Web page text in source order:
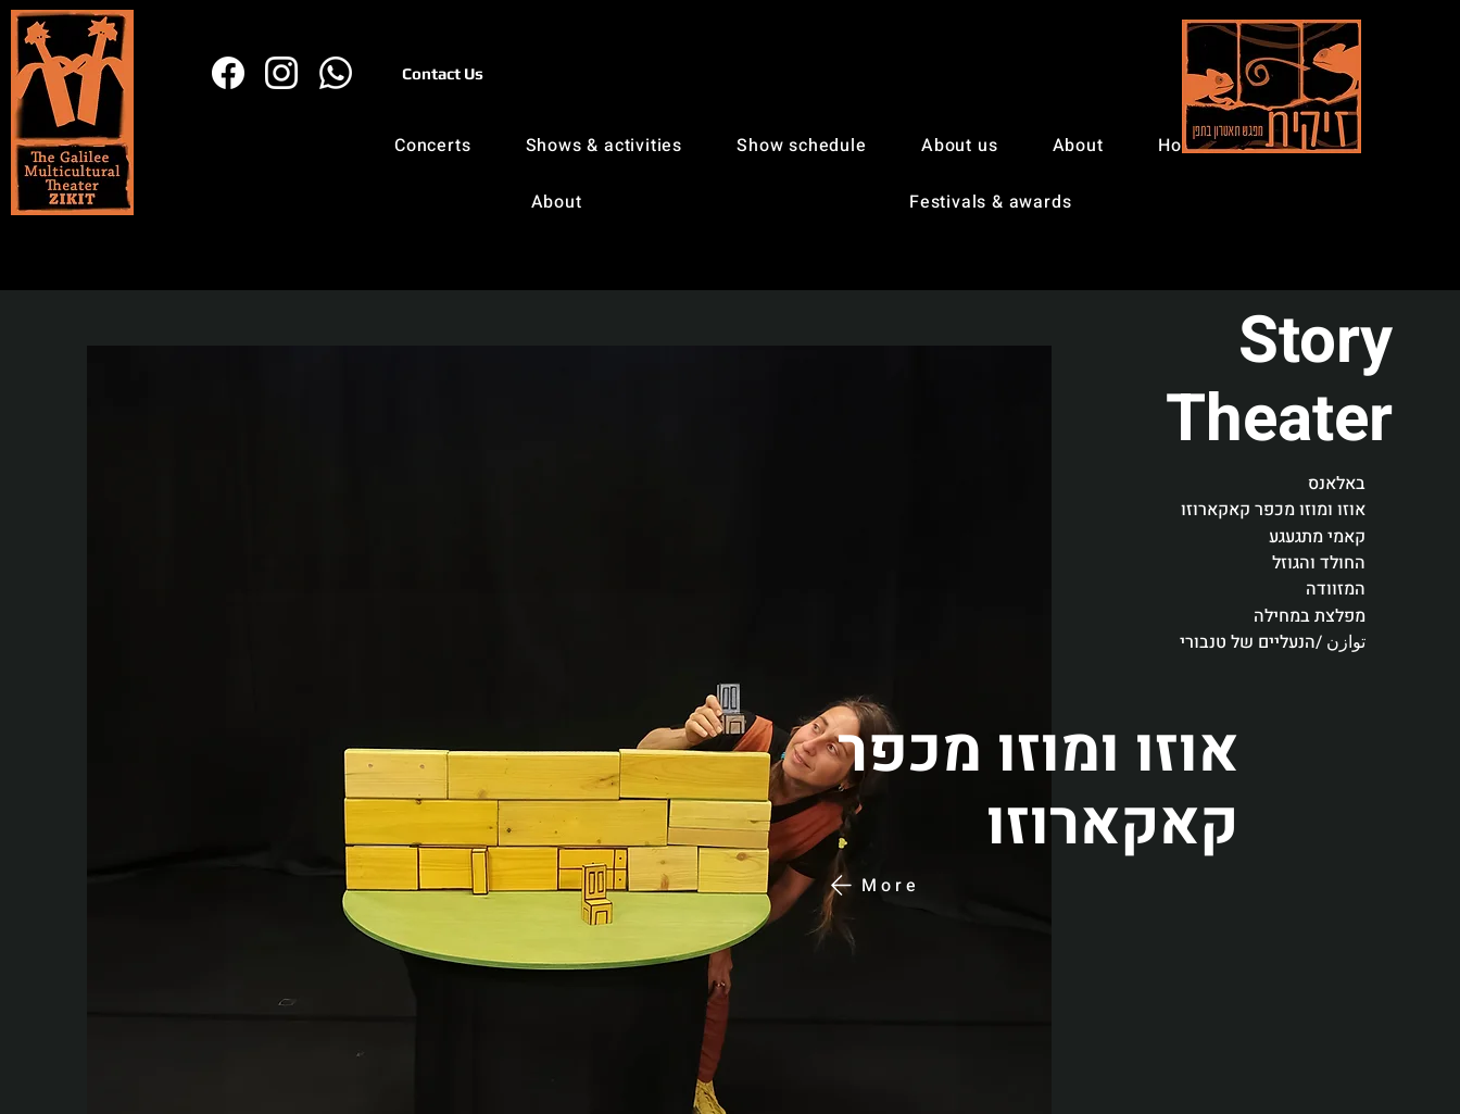
Contact Us
Home
About
About us
Show schedule
Shows & activities
Concerts
Festivals & awards
About
באלאנס
אוזו ומוזו מכפר קאקארוזו
קאמי מתגעגע
החולד והגוזל
המזוודה
מפלצת במחילה
توازن /הנעליים של טנבורי
אוזו ומוזו מכפר
קאקארוזו
More
Story
Theater